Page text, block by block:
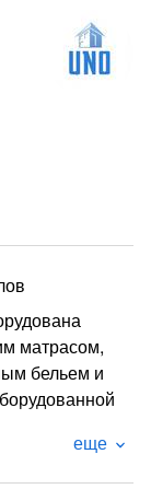
матрасом,
бельем и
“Мишка”,
еще